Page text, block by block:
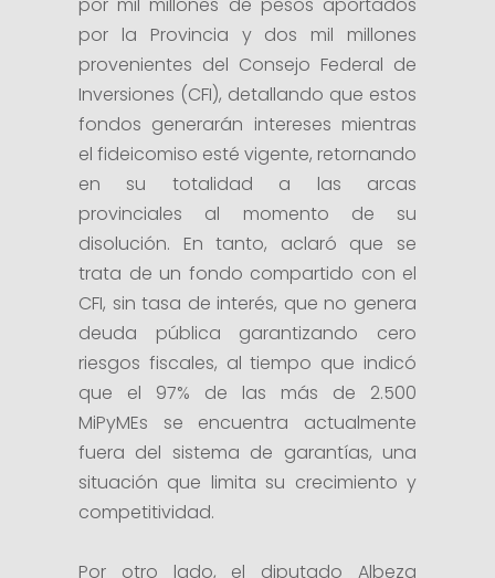
por la Provincia y dos mil millones
provenientes del Consejo Federal de
Inversiones (CFI), detallando que estos
fondos generarán intereses mientras
el fideicomiso esté vigente, retornando
en su totalidad a las arcas
provinciales al momento de su
disolución. En tanto, aclaró que se
trata de un fondo compartido con el
CFI, sin tasa de interés, que no genera
deuda pública garantizando cero
riesgos fiscales, al tiempo que indicó
que el 97% de las más de 2.500
MiPyMEs se encuentra actualmente
fuera del sistema de garantías, una
situación que limita su crecimiento y
competitividad.
Por otro lado, el diputado Albeza